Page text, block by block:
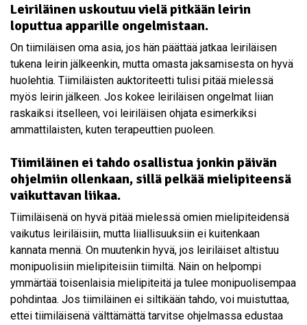
Leiriläinen uskoutuu vielä pitkään leirin
loputtua apparille ongelmistaan.
On tiimiläisen oma asia, jos hän päättää jatkaa leiriläisen
tukena leirin jälkeenkin, mutta omasta jaksamisesta on hyvä
huolehtia. Tiimiläisten auktoriteetti tulisi pitää mielessä
myös leirin jälkeen. Jos kokee leiriläisen ongelmat liian
raskaiksi itselleen, voi leiriläisen ohjata esimerkiksi
ammattilaisten, kuten terapeuttien puoleen.
Tiimiläinen ei tahdo osallistua jonkin päivän
ohjelmiin ollenkaan, sillä pelkää mielipiteensä
vaikuttavan liikaa.
Tiimiläisenä on hyvä pitää mielessä omien mielipiteidensä
vaikutus leiriläisiin, mutta liiallisuuksiin ei kuitenkaan
kannata mennä. On muutenkin hyvä, jos leiriläiset altistuu
monipuolisiin mielipiteisiin tiimiltä. Näin on helpompi
ymmärtää toisenlaisia mielipiteitä ja tulee monipuolisempaa
pohdintaa. Jos tiimiläinen ei siltikään tahdo, voi muistuttaa,
ettei tiimiläisenä välttämättä tarvitse ohjelmassa edustaa